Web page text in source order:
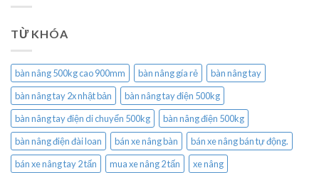
TỪ KHÓA
bàn nâng 500kg cao 900mm bàn nâng gía rẻ
bàn nâng tay
bàn nâng tay 2x nhật bản
bàn nâng tay điện 500kg
bàn nâng tay điện di chuyển 500kg
bàn nâng điện 500kg
bàn nâng điện đài loan
bán xe nâng bàn
bán xe nâng bán tự động.
bán xe nâng tay 2 tấn
mua xe nâng 2 tấn
xe nâng